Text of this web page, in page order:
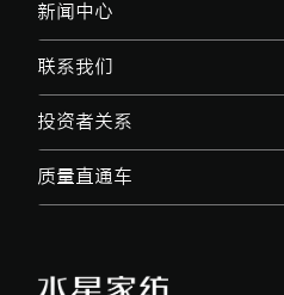
新闻中心
联系我们
投资者关系
质量直通车